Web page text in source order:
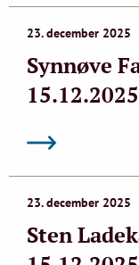
23. december 2025
Synnøve
15.12.2025
23. december 2025
Sten